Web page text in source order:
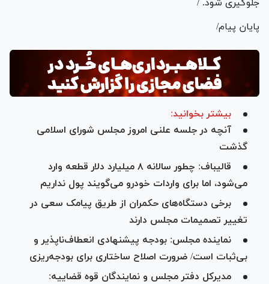
جلوگیری شود. /
پایان پیام/
بیشتر بخوانید:
آنچه در جلسه علنی امروز مجلس شورای اسلامی
گذشت
قالیباف: چطور سالانه ۸ میلیارد دلار قطعه وارد
می‌شود، اما برای واردات خودرو می‌گویند پول نداریم
برخی دستگاه‌های حکمران از طریق پیامک سعی در
تغییر تصمیمات مجلس دارند
نماینده مجلس: بودجه پیشنهادی انعطاف‌ناپذیر و
بی‌ثبات است/ ضرورت اصلاح ساختاری برای بودجه‌ریزی
مدیرکل دفتر مجلس و نمایندگان قوه قضاییه: